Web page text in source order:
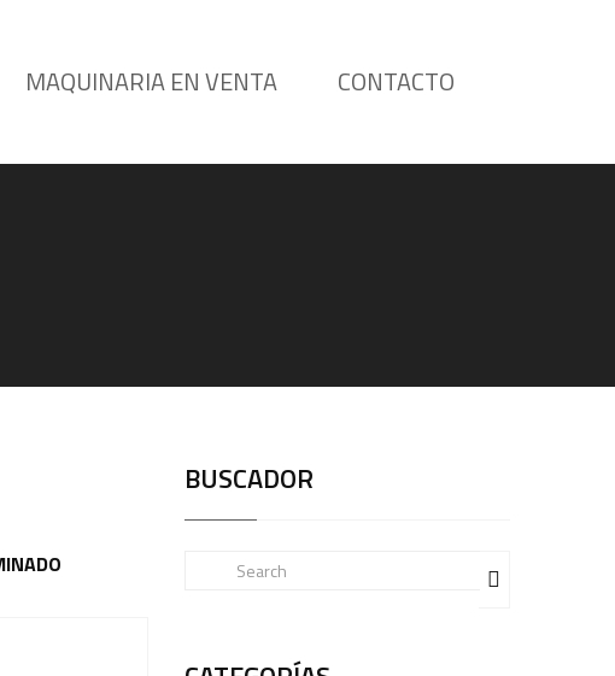
MAQUINARIA EN VENTA CONTACTO
BUSCADOR